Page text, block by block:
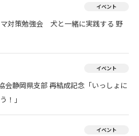
イベント
対策勉強会 犬と一緒に実践する 野
イベント
会静岡県支部 再結成記念「いっしょに
！」
イベント